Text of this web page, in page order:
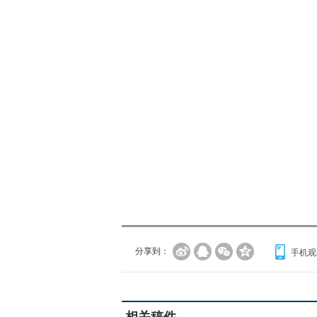
分享到： 手机